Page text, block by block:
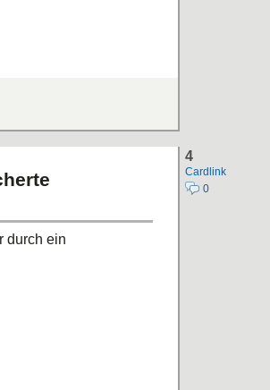
4
Cardlink
0
durch ein